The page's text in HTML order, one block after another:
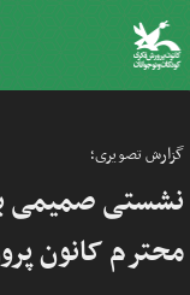
گزارش تصویری؛
نشستی صمیمی
محترم کانون